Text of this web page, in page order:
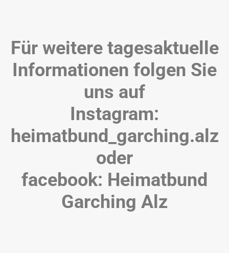
Für weitere tagesaktuelle
Informationen folgen Sie
uns auf
Instagram:
heimatbund_garching.alz
oder
facebook: Heimatbund
Garching Alz